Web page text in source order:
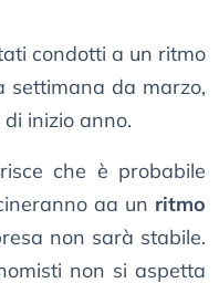
condotti a un ritmo
settimana da marzo,
inizio anno.
che è probabile
aa un ritmo
non sarà stabile.
non si aspetta